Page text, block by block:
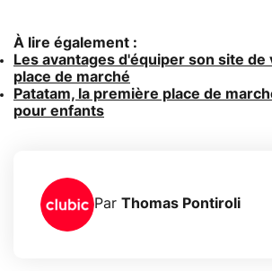
À lire également :
Les avantages d'équiper son site de
place de marché
Patatam, la première place de
pour enfants
Par Thomas Pontiroli